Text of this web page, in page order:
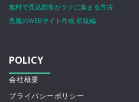
無料で見込顧客がラクに集まる方法
悪魔のWEBサイト作成 初級編
POLICY
会社概要
プライバシーポリシー